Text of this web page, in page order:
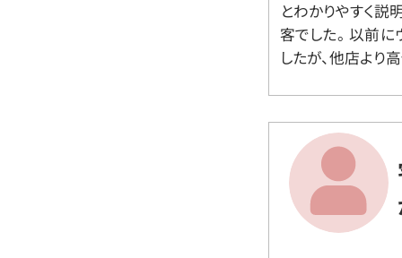
とわかりやすく説
客でした。 以前
したが、他店より